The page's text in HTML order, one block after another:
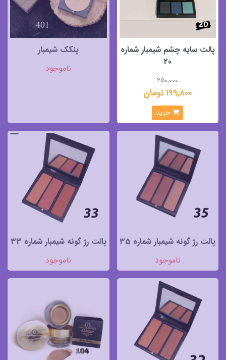
پالت سایه چشم شیمبار شماره
20
250,000
199,800 تومان
خرید
پنکک شیمبار
ناموجود
پالت رژ گونه شیمبار شماره 35
ناموجود
پالت رژ گونه شیمبار شماره 33
ناموجود